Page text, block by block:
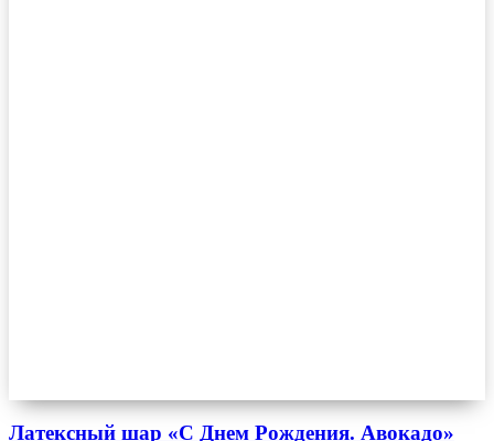
Латексный шар «С Днем Рождения. Авокадо»